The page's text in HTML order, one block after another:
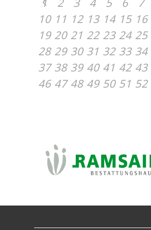
10 11 12 13 14 15 16
19 20 21 22 23 24 25
28 29 30 31 32 33 34
37 38 39 40 41 42 43
46 47 48 49 50 51 52